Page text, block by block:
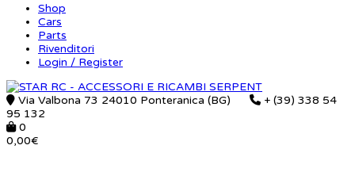
Shop
Cars
Parts
Rivenditori
Login / Register
Via Valbona 73 24010 Ponteranica (BG)
+ (39) 338 54
95 132
0
0,00€